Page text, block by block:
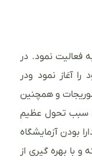
از سال 1392 شروع به فعالیت نمود. در
را آغاز نمود ودر
و همچنین
سبب تحول عظیم
بودن آزمایشگاه
با بهره گیری از